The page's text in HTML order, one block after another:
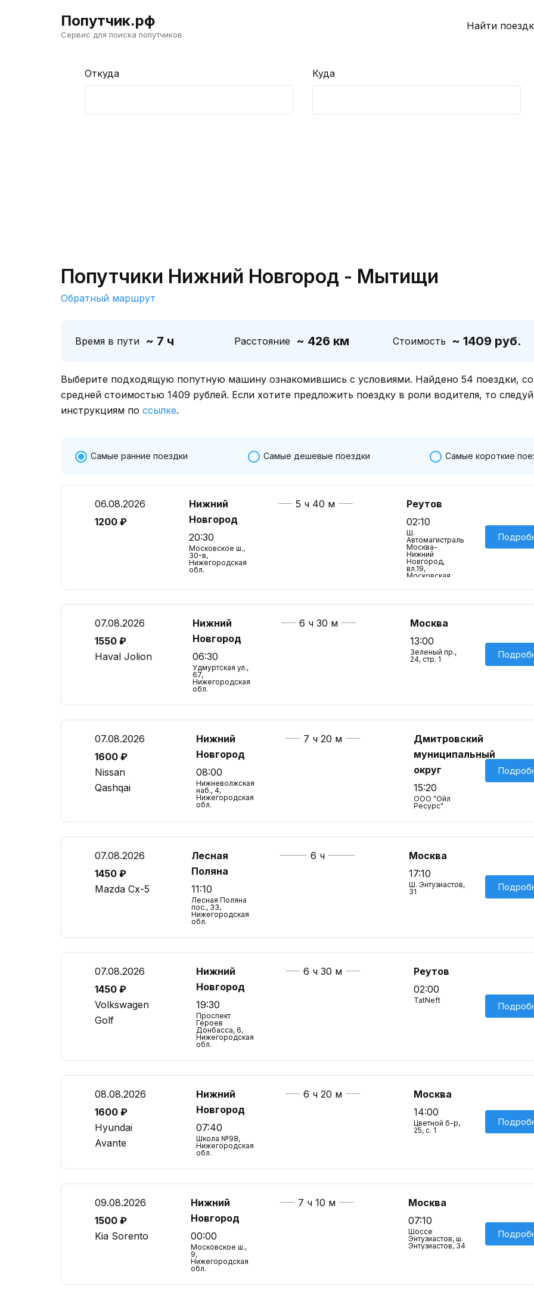
Попутчик.рф
Сервис для поиска попутчиков
Найти
Откуда Куда
Попутчики Нижний Новгород - Мытищи
Обратный маршрут
Время в пути ~ 7 ч Расстояние ~ 426 км Стоимость ~ 1409 руб.
Выберите подходящую попутную машину ознакомившись с условиями. Найдено 54 поездки, со
средней стоимостью 1409 рублей. Если хотите предложить поездку в роли водителя, то
инструкциям по ссылке.
Самые ранние поездки Самые дешевые поездки Самые короткие
06.08.2026
1200 ₽
Нижний
Новгород
20:30
Московское ш.,
30-в,
Нижегородская
обл.
5 ч 40 м
Реутов
02:10
Ш.
Автомагистраль
Москва-
Нижний
Новгород,
вл.19,
Московская
07.08.2026
1550 ₽
Haval Jolion
Нижний
Новгород
06:30
Удмуртская ул.,
67,
Нижегородская
обл.
6 ч 30 м
Москва
13:00
Зеленый пр.,
24, стр. 1
07.08.2026
1600 ₽
Nissan
Qashqai
Нижний
Новгород
08:00
Нижневолжская
наб., 4,
Нижегородская
обл.
7 ч 20 м
Дмитровский
муниципальный
округ
15:20
ООО "Ойл
Ресурс"
07.08.2026
1450 ₽
Mazda Cx-5
Лесная
Поляна
11:10
Лесная Поляна
пос., 33,
Нижегородская
обл.
6 ч
Москва
17:10
Ш. Энтузиастов,
31
07.08.2026
1450 ₽
Volkswagen
Golf
Нижний
Новгород
19:30
Проспект
Героев
Донбасса, 6,
Нижегородская
обл.
6 ч 30 м
Реутов
02:00
TatNeft
08.08.2026
1600 ₽
Hyundai
Avante
Нижний
Новгород
07:40
Школа №98,
Нижегородская
обл.
6 ч 20 м
Москва
14:00
Цветной б-р,
25, с. 1
09.08.2026
1500 ₽
Kia Sorento
Нижний
Новгород
00:00
Московское ш.,
9,
Нижегородская
обл.
7 ч 10 м
Москва
07:10
Шоссе
Энтузиастов, ш.
Энтузиастов, 34